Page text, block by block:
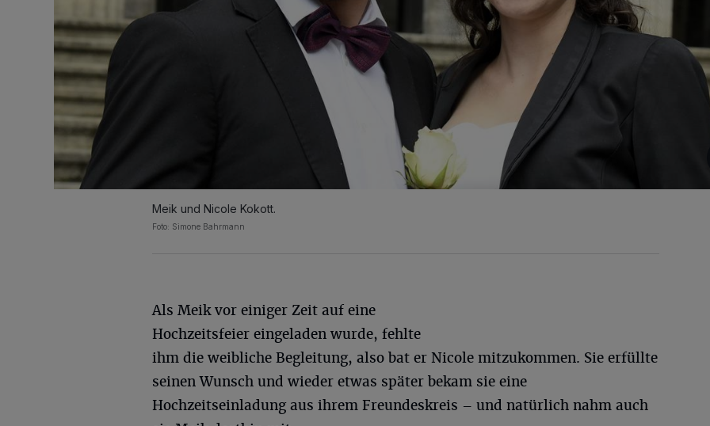
Meik und Nicole Kokott.
Foto: Simone Bahrmann
Als Meik vor einiger Zeit auf eine
Hochzeitsfeier eingeladen wurde, fehlte
ihm die weibliche Begleitung, also bat er Nicole mitzukommen. Sie erfüllte
seinen Wunsch und wieder etwas später bekam sie eine
Hochzeitseinladung aus ihrem Freundeskreis – und natürlich nahm auch